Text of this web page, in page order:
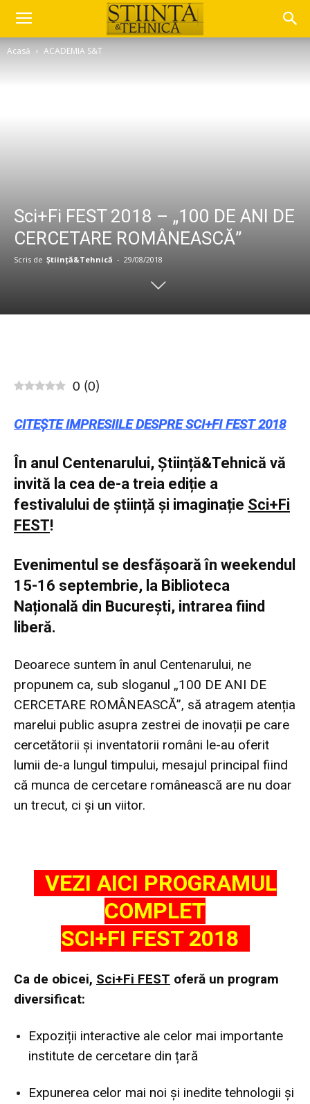
Acasă ACADEMIA S&T
Sci+Fi FEST 2018 – „100 DE ANI DE
CERCETARE ROMÂNEASCĂ”
Scris de Știință&Tehnică - 29/08/2018
0 (0)
CITEȘTE IMPRESIILE DESPRE SCI+FI FEST 2018
În anul Centenarului, Știință&Tehnică vă
invită la cea de-a treia ediție a
festivalului de știință și imaginație Sci+Fi
FEST!
Evenimentul se desfășoară în weekendul
15-16 septembrie, la Biblioteca
Națională din București, intrarea fiind
liberă.
Deoarece suntem în anul Centenarului, ne
propunem ca, sub sloganul „100 DE ANI DE
CERCETARE ROMÂNEASCĂ”, să atragem atenția
marelui public asupra zestrei de inovații pe care
cercetătorii și inventatorii români le-au oferit
lumii de-a lungul timpului, mesajul principal fiind
că munca de cercetare românească are nu doar
un trecut, ci și un viitor.
VEZI AICI PROGRAMUL
COMPLET
SCI+FI FEST 2018
Ca de obicei, Sci+Fi FEST oferă un program
diversificat:
Expoziții interactive ale celor mai importante
institute de cercetare din țară
Expunerea celor mai noi și inedite tehnologii și